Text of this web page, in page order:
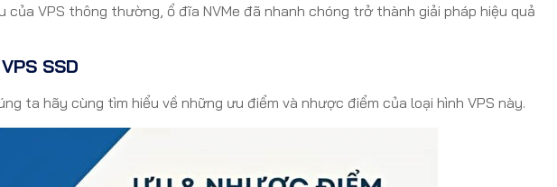
VPS thông thường, ổ đĩa NVMe đã nhanh chóng trở thành giải pháp hiệu quả
SSD
ta hãy cùng tìm hiểu về những ưu điểm và nhược điểm của loại hình VPS này.